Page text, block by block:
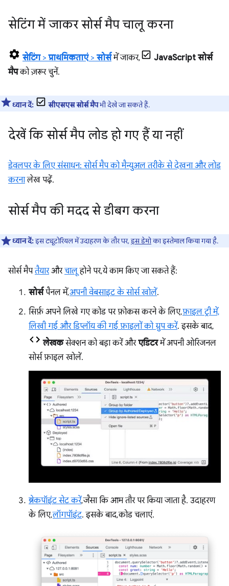
सेटिंग में जाकर सोर्स मैप चालू करना
सेटिंग>प्राथमिकताएं> सोर्समें जाकर,
JavaScript सोर्स
मैपको ज़रूर चुनें.
ध्यान दें: सीएसएस सोर्स मैपभी देखे जा सकते हैं.
देखें कि सोर्स मैप लोड हो गए हैं या नहीं
डेवलपर के लिए संसाधन: सोर्स मैप को मैन्युअल तरीके से देखना और लोड
करनालेख पढ़ें.
सोर्स मैप की मदद से डीबग करना
ध्यान दें:इस ट्यूटोरियल में उदाहरण के तौर पर,इस डेमोका इस्तेमाल किया गया है.
सोर्स मैपतैयारऔरचालूहोने पर, ये काम किए जा सकते हैं:
सोर्सपैनल में,अपनी वेबसाइट के सोर्स खोलें.
सिर्फ़ अपने लिखे गए कोड पर फ़ोकस करने के लिए,फ़ाइल ट्री में,
लिखी गई और डिप्लॉय की गई फ़ाइलों को ग्रुप करें. इसके बाद,
लेखकसेक्शन को बड़ा करें औरएडिटरमें अपनी ओरिजनल
सोर्स फ़ाइल खोलें.
ब्रेकपॉइंट सेट करें, जैसा कि आम तौर पर किया जाता है. उदाहरण
के लिए,लॉगपॉइंट. इसके बाद, कोड चलाएं.